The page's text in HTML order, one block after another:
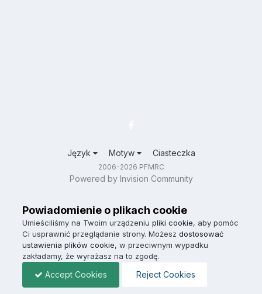
Język Motyw Ciasteczka
2006-2026 PFMRC
Powered by Invision Community
Powiadomienie o plikach cookie
Umieściliśmy na Twoim urządzeniu pliki cookie, aby pomóc
Ci usprawnić przeglądanie strony. Możesz dostosować
ustawienia plików cookie, w przeciwnym wypadku
zakładamy, że wyrażasz na to zgodę.
Accept Cookies Reject Cookies